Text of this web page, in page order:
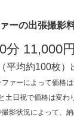
ーの出張撮影
分 11,000円
平均約100枚）
ァーによって価格
土日祝で価格は変わ
影状況によって、